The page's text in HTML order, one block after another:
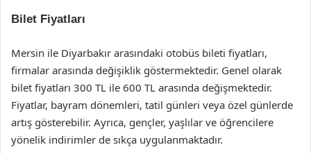
Bilet Fiyatları
Mersin ile Diyarbakır arasındaki otobüs bileti fiyatları,
firmalar arasında değişiklik göstermektedir. Genel olarak
bilet fiyatları 300 TL ile 600 TL arasında değişmektedir.
Fiyatlar, bayram dönemleri, tatil günleri veya özel günlerde
artış gösterebilir. Ayrıca, gençler, yaşlılar ve öğrencilere
yönelik indirimler de sıkça uygulanmaktadır.